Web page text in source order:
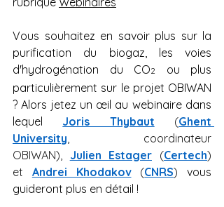
Vous souhaitez en savoir plus sur la
purification du biogaz, les voies
d'hydrogénation du CO2
ou plus
particulièrement sur le projet OBIWAN
? Alors jetez un œil au webinaire dans
lequel
Joris Thybaut (Ghent
University, coordinateur
OBIWAN), Julien Estager (Certech)
et Andrei Khodakov (CNRS) vous
guideront plus en détail !